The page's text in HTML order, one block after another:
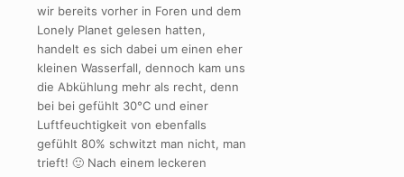
wir bereits vorher in Foren und dem
Lonely Planet gelesen hatten,
handelt es sich dabei um einen eher
kleinen Wasserfall, dennoch kam uns
die Abkühlung mehr als recht, denn
bei bei gefühlt 30°C und einer
Luftfeuchtigkeit von ebenfalls
gefühlt 80% schwitzt man nicht, man
trieft! 🙂 Nach einem leckeren